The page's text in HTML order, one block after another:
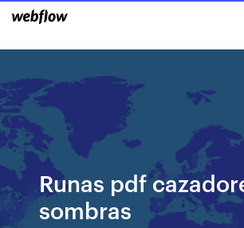
Runas pdf
sombras